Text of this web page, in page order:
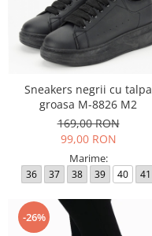
Sneakers negrii cu talpa
groasa M-8826 M2
169,00 RON
99,00 RON
Marime:
36 37 38 39 40 41
-26%